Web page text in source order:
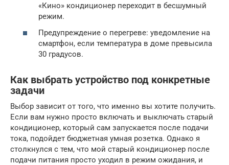
«Кино» кондиционер переходит в бесшумный
режим.
Предупреждение о перегреве: уведомление на
смартфон, если температура в доме превысила
30 градусов.
Как выбрать устройство под конкретные
задачи
Выбор зависит от того, что именно вы хотите получить.
Если вам нужно просто включать и выключать старый
кондиционер, который сам запускается после подачи
тока, подойдет бюджетная умная розетка. Однако я
столкнулся с тем, что мой старый кондиционер после
подачи питания просто уходил в режим ожидания, и